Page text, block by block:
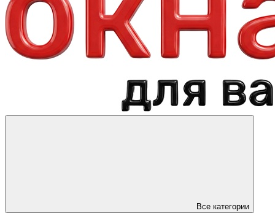
Все категории